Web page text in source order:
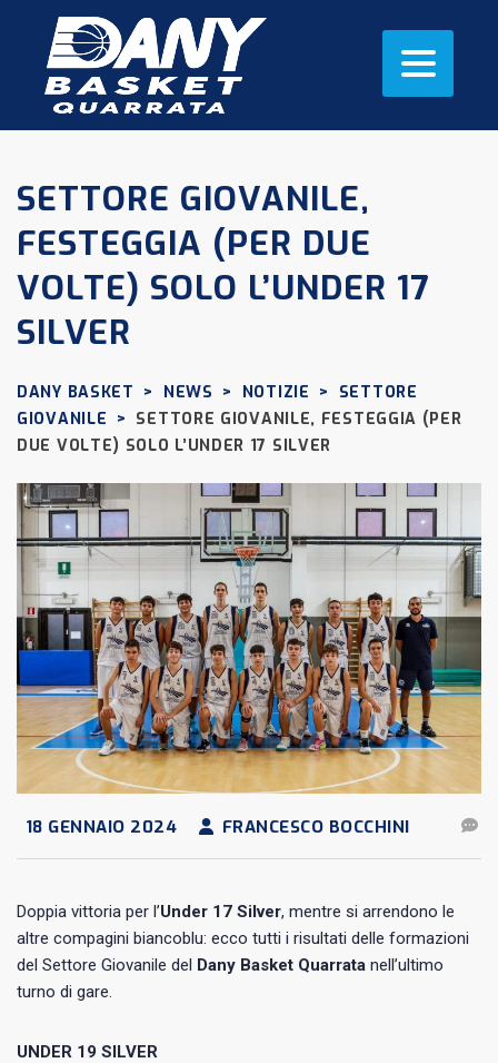
SETTORE GIOVANILE,
FESTEGGIA (PER DUE
VOLTE) SOLO L’UNDER 17
SILVER
DANY BASKET > NEWS > NOTIZIE >
SETTORE
GIOVANILE > SETTORE GIOVANILE, FESTEGGIA (PER
DUE VOLTE) SOLO L’UNDER 17 SILVER
18 GENNAIO 2024 FRANCESCO BOCCHINI
Doppia vittoria per l’Under 17 Silver, mentre si arrendono le
altre compagini biancoblu: ecco tutti i risultati delle formazioni
del Settore Giovanile del Dany Basket Quarrata nell’ultimo
turno di gare.
UNDER 19 SILVER